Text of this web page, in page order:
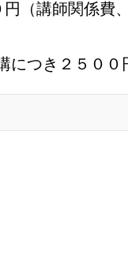
（講師関係費
につき２５００